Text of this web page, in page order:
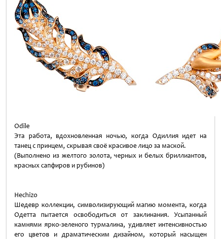
Odile
Эта работа, вдохновленная ночью, когда Одиллия идет на
танец с принцем, скрывая своё красивое лицо за маской.
(Выполнено из желтого золота, черных и белых бриллиантов,
красных сапфиров и рубинов)
Hechizo
Шедевр коллекции, символизирующий магию момента, когда
Одетта пытается освободиться от заклинания. Усыпанный
камнями ярко-зеленого турмалина, удивляет интенсивностью
его цветов и драматическим дизайном, который насыщен